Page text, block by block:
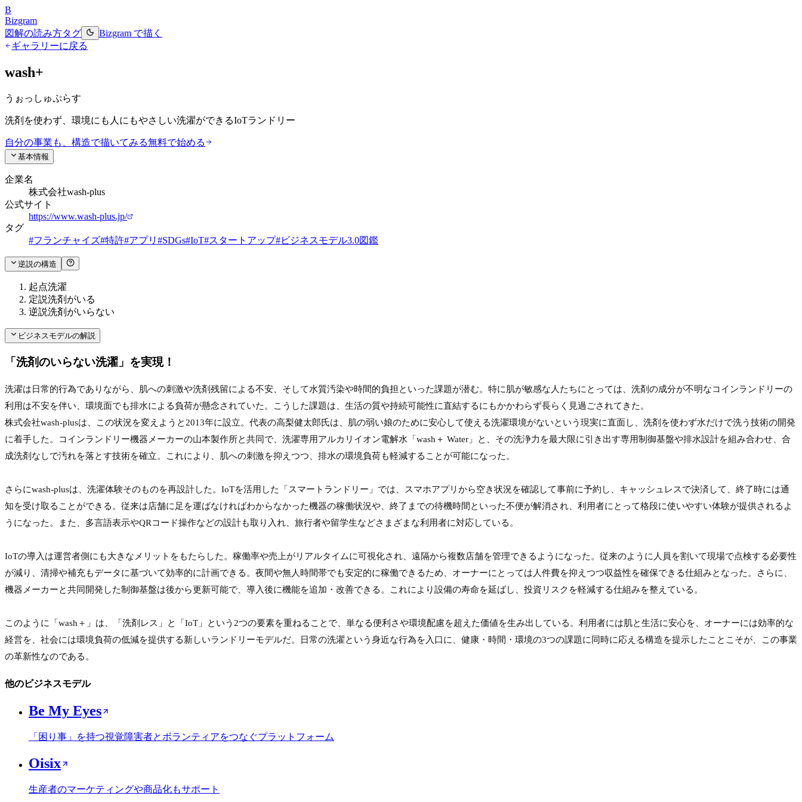
B
Bizgram
図解の読み方タグ
Bizgram で描く
ギャラリーに戻る
wash+
うぉっしゅぷらす
洗剤を使わず、環境にも人にもやさしい洗濯ができるIoTランドリー
自分の事業も、構造で描いてみる無料で始める
基本情報
企業名
株式会社wash-plus
公式サイト
https://www.wash-plus.jp/
タグ
#フランチャイズ#特許#アプリ #SDGs#IoT#スタートアップ#ビジネスモデル3.0図鑑
逆説の構造
起点洗濯
定説洗剤がいる
逆説洗剤がいらない
ビジネスモデルの解説
「洗剤のいらない洗濯」を実現！
洗濯は日常的行為でありながら、肌への刺激や洗剤残留による不安、そして水質汚染や時間的負担といった課題が潜む。特に肌が敏感な人たちにとっては、洗剤の成分が不明なコインランドリーの
利用は不安を伴い、環境面でも排水による負荷が懸念されていた。こうした課題は、生活の質や持続可能性に直結するにもかかわらず長らく見過ごされてきた。
株式会社wash-plusは、この状況を変えようと2013年に設立。代表の高梨健太郎氏は、肌の弱い娘のために安心して使える洗濯環境がないという現実に直面し、洗剤を使わず水だけで洗う技術の開発
に着手した。コインランドリー機器メーカーの山本製作所と共同で、洗濯専用アルカリイオン電解水「wash＋ Water」と、その洗浄力を最大限に引き出す専用制御基盤や排水設計を組み合わせ、合
成洗剤なしで汚れを落とす技術を確立。これにより、肌への刺激を抑えつつ、排水の環境負荷も軽減することが可能になった。
さらにwash-plusは、洗濯体験そのものを再設計した。IoTを活用した「スマートランドリー」では、スマホアプリから空き状況を確認して事前に予約し、キャッシュレスで決済して、終了時には通
知を受け取ることができる。従来は店舗に足を運ばなければわからなかった機器の稼働状況や、終了までの待機時間といった不便が解消され、利用者にとって格段に使いやすい体験が提供されるよ
うになった。また、多言語表示やQRコード操作などの設計も取り入れ、旅行者や留学生などさまざまな利用者に対応している。
IoTの導入は運営者側にも大きなメリットをもたらした。稼働率や売上がリアルタイムに可視化され、遠隔から複数店舗を管理できるようになった。従来のように人員を割いて現場で点検する必要性
が減り、清掃や補充もデータに基づいて効率的に計画できる。夜間や無人時間帯でも安定的に稼働できるため、オーナーにとっては人件費を抑えつつ収益性を確保できる仕組みとなった。さらに、
機器メーカーと共同開発した制御基盤は後から更新可能で、導入後に機能を追加・改善できる。これにより設備の寿命を延ばし、投資リスクを軽減する仕組みを整えている。
このように「wash＋」は、「洗剤レス」と「IoT」という2つの要素を重ねることで、単なる便利さや環境配慮を超えた価値を生み出している。利用者には肌と生活に安心を、オーナーには効率的な
経営を、社会には環境負荷の低減を提供する新しいランドリーモデルだ。日常の洗濯という身近な行為を入口に、健康・時間・環境の3つの課題に同時に応える構造を提示したことこそが、この事業
の革新性なのである。
他のビジネスモデル
Be My Eyes
「困り事」を持つ視覚障害者とボランティアをつなぐプラットフォーム
Oisix
生産者のマーケティングや商品化もサポート